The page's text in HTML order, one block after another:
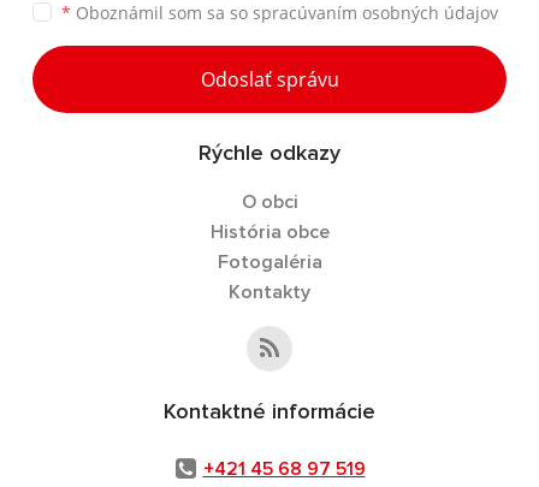
* Oboznámil som sa so spracúvaním osobných údajov
Odoslať správu
Rýchle odkazy
O obci
História obce
Fotogaléria
Kontakty
Kontaktné informácie
+421 45 68 97 519